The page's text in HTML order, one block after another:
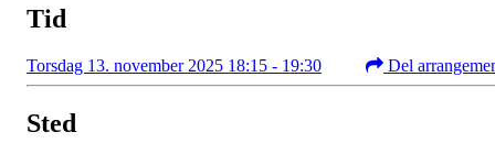
Tid
Torsdag 13. november 2025 18:15 - 19:30 Del
Sted